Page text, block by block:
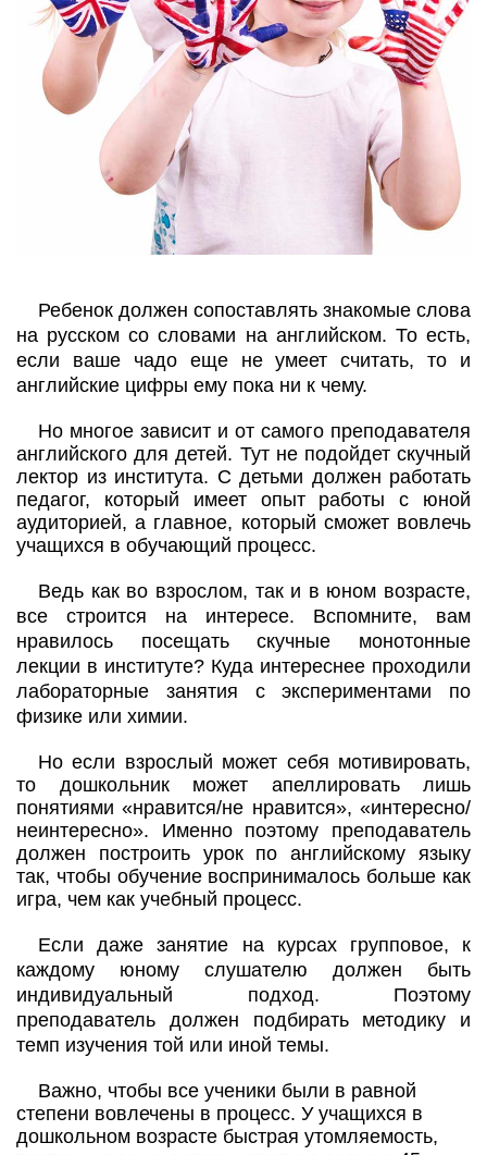
Ребенок должен сопоставлять знакомые слова
на русском со словами на английском. То есть,
если ваше чадо еще не умеет считать, то и
английские цифры ему пока ни к чему.
Но многое зависит и от самого преподавателя
английского для детей. Тут не подойдет скучный
лектор из института. С детьми должен работать
педагог, который имеет опыт работы с юной
аудиторией, а главное, который сможет вовлечь
учащихся в обучающий процесс.
Ведь как во взрослом, так и в юном возрасте,
все строится на интересе. Вспомните, вам
нравилось посещать скучные монотонные
лекции в институте? Куда интереснее проходили
лабораторные занятия с экспериментами по
физике или химии.
Но если взрослый может себя мотивировать,
то дошкольник может апеллировать лишь
понятиями «нравится/не нравится», «интересно/
неинтересно». Именно поэтому преподаватель
должен построить урок по английскому языку
так, чтобы обучение воспринималось больше как
игра, чем как учебный процесс.
Если даже занятие на курсах групповое, к
каждому юному слушателю должен быть
индивидуальный подход. Поэтому
преподаватель должен подбирать методику и
темп изучения той или иной темы.
Важно, чтобы все ученики были в равной
степени вовлечены в процесс. У учащихся в
дошкольном возрасте быстрая утомляемость,